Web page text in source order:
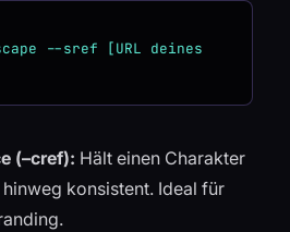
--sref [URL deines
(–cref): Hält einen Charakter
konsistent. Ideal für